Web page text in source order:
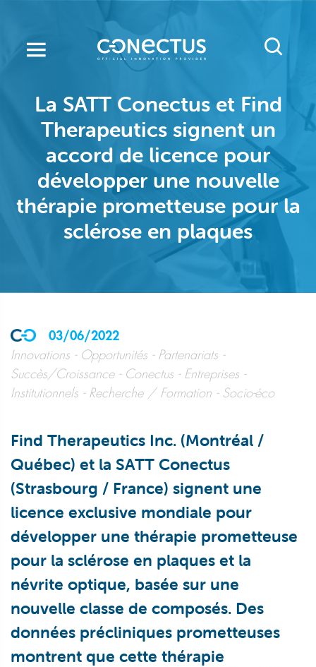
main
La SATT Conectus et Find
Therapeutics signent un
accord de licence pour
développer une nouvelle
thérapie prometteuse pour la
sclérose en plaques
03/06/2022
Innovations
Opportunités
Partenariats
Succès/Croissance
Conectus
Entreprises
Institutionnels
Recherche / Formation Socio-éco
Find Therapeutics Inc. (Montréal /
Québec) et la SATT Conectus
(Strasbourg / France) signent une
licence exclusive mondiale pour
développer une thérapie prometteuse
pour la sclérose en plaques et la
névrite optique, basée sur une
nouvelle classe de composés. Des
données précliniques prometteuses
montrent que cette thérapie